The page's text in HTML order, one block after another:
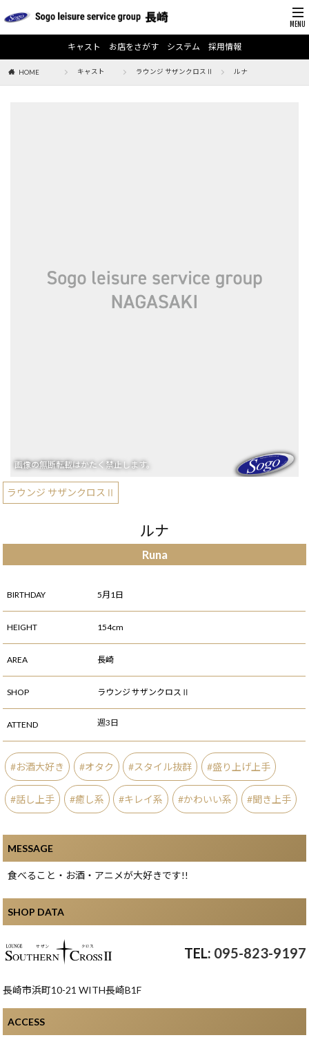
キャスト お店をさがす システム 採用情報
HOME キャスト ラウンジ サザンクロスⅡ ルナ
ラウンジ サザンクロスⅡ
ルナ
Runa
BIRTHDAY 5月1日
HEIGHT 154cm
AREA 長崎
SHOP ラウンジ サザンクロスⅡ
ATTEND 週3日
お酒大好き オタク スタイル抜群 盛り上げ上手
話し上手 癒し系 キレイ系 かわいい系 聞き上手
MESSAGE
食べること・お酒・アニメが大好きです!!
SHOP DATA
095-823-9197
長崎市浜町10-21 WITH長崎B1F
ACCESS